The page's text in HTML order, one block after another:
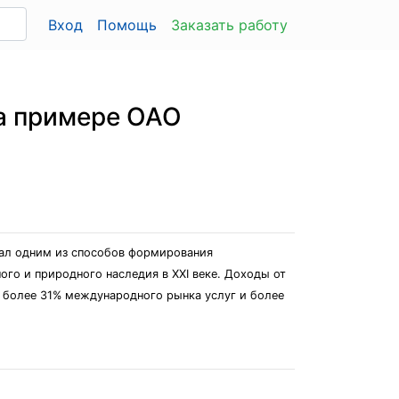
Вход Помощь Заказать работу
примере ОАО
одним из способов формирования
и природного наследия в XXI веке. Доходы от
31% международного рынка услуг и более